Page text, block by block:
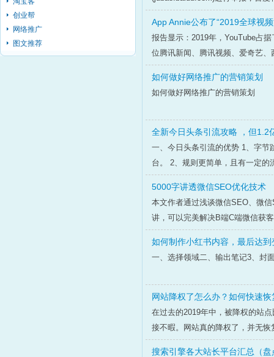
创业帮
网络推广
图文推荐
App Annie公布了“2019全球视
报告显示：2019年，YouTube占
位腾讯新闻、腾讯视频、爱奇艺
如何做好网络推广的营销策划
如何做好网络推广的营销策划
全新今日头条引流攻略 ，但1.2
一、今日头条引流的优势 1、字节
台。 2、规则更简单，且有一定
5000字讲透微信SEO优化技术
本文作者通过浅谈微信SEO、微
讲，可以完美解决B端C端微信获
如何制作小红书内容，最后达
一、选择领域二、输出笔记3、封
网站降权了怎么办？如何快速恢
在过去的2019年中，被降权的站
接不暇。网站真的降权了，并无恢
搜索引擎各大站长平台汇总（盘